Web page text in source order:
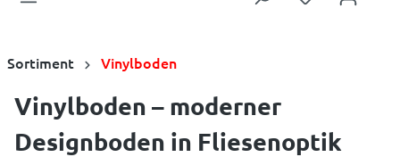
Sortiment Vinylboden
Vinylboden – moderner
Designboden in Fliesenoptik